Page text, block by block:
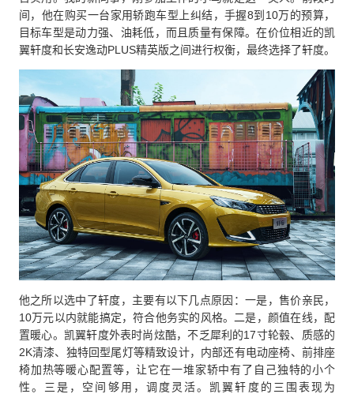
间，他在购买一台家用轿跑车型上纠结，手握8到10万的预算，
目标车型是动力强、油耗低，而且质量有保障。在价位相近的凯
翼轩度和长安逸动PLUS精英版之间进行权衡，最终选择了轩度。
他之所以选中了轩度，主要有以下几点原因：一是，售价亲民，
10万元以内就能搞定，符合他务实的风格。二是，颜值在线，配
置暖心。凯翼轩度外表时尚炫酷，不乏犀利的17寸轮毂、质感的
2K清漆、独特回型尾灯等精致设计，内部还有电动座椅、前排座
椅加热等暖心配置等，让它在一堆家轿中有了自己独特的小个
性。三是，空间够用，调度灵活。凯翼轩度的三围表现为